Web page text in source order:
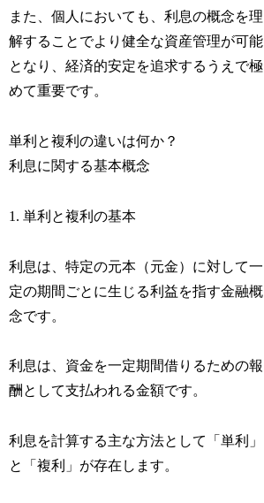
また、個人においても、利息の概念を理
解することでより健全な資産管理が可能
となり、経済的安定を追求するうえで極
めて重要です。
単利と複利の違いは何か？
利息に関する基本概念
1. 単利と複利の基本
利息は、特定の元本（元金）に対して一
定の期間ごとに生じる利益を指す金融概
念です。
利息は、資金を一定期間借りるための報
酬として支払われる金額です。
利息を計算する主な方法として「単利」
と「複利」が存在します。